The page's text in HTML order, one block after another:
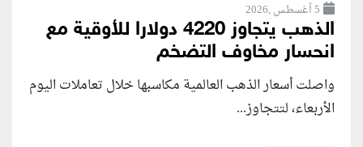
5 أغسطس ,2026
الذهب يتجاوز 4220 دولارا للأوقية مع
انحسار مخاوف التضخم
واصلت أسعار الذهب العالمية مكاسبها خلال تعاملات اليوم
الأربعاء، لتتجاوز...